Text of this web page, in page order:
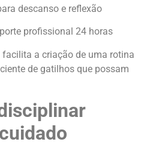
descanso e reflexão
profissional 24 horas
facilita a criação de uma rotina
de gatilhos que possam